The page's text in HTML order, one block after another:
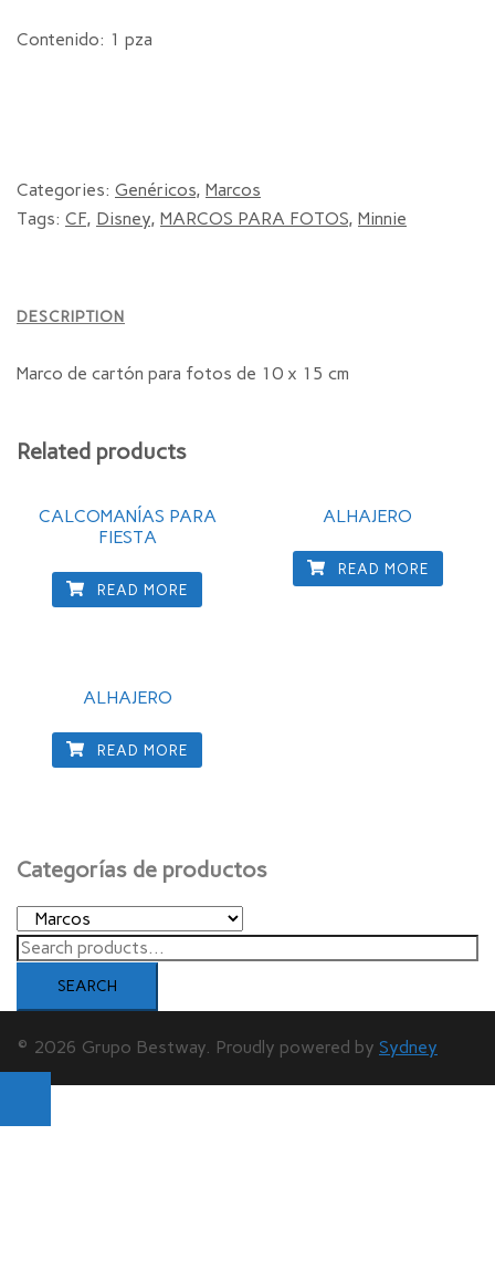
Contenido: 1 pza
Categories: Genéricos, Marcos
Tags: CF, Disney, MARCOS PARA FOTOS, Minnie
DESCRIPTION
Marco de cartón para fotos de 10 x 15 cm
Related products
CALCOMANÍAS PARA
FIESTA
READ MORE
ALHAJERO
READ MORE
ALHAJERO
READ MORE
Categorías de productos
Search
SEARCH
© 2026 Grupo Bestway. Proudly powered by Sydney